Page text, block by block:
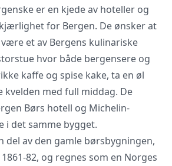
er en kjede av hoteller og
for Bergen. De ønsker at
et av Bergens kulinariske
hvor både bergensere og
kaffe og spise kake, ta en øl
kvelden med full middag. De
Børs hotell og Michelin-
i det samme bygget.
del av den gamle børsbygningen,
82, og regnes som en Norges
uforpliktende tilbud, gir
forhandler priser og
bestiller på ønsket sted,
kontrakt og følger opp
Tjenesten er kostnadsfri
kunde, og det er ingen
påslag i prisene.